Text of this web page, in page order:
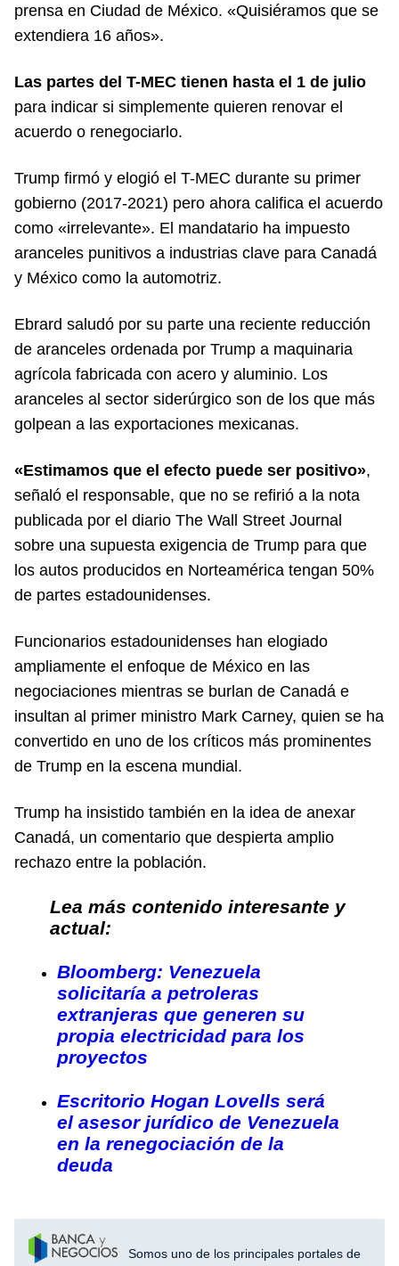
prensa en Ciudad de México. «Quisiéramos que se
extendiera 16 años».
Las partes del T-MEC tienen hasta el 1 de julio
para indicar si simplemente quieren renovar el
acuerdo o renegociarlo.
Trump firmó y elogió el T-MEC durante su primer
gobierno (2017-2021) pero ahora califica el acuerdo
como «irrelevante». El mandatario ha impuesto
aranceles punitivos a industrias clave para Canadá
y México como la automotriz.
Ebrard saludó por su parte una reciente reducción
de aranceles ordenada por Trump a maquinaria
agrícola fabricada con acero y aluminio. Los
aranceles al sector siderúrgico son de los que más
golpean a las exportaciones mexicanas.
«Estimamos que el efecto puede ser positivo»,
señaló el responsable, que no se refirió a la nota
publicada por el diario The Wall Street Journal
sobre una supuesta exigencia de Trump para que
los autos producidos en Norteamérica tengan 50%
de partes estadounidenses.
Funcionarios estadounidenses han elogiado
ampliamente el enfoque de México en las
negociaciones mientras se burlan de Canadá e
insultan al primer ministro Mark Carney, quien se ha
convertido en uno de los críticos más prominentes
de Trump en la escena mundial.
Trump ha insistido también en la idea de anexar
Canadá, un comentario que despierta amplio
rechazo entre la población.
Lea más contenido interesante y
actual:
Bloomberg: Venezuela
solicitaría a petroleras
extranjeras que generen su
propia electricidad para los
proyectos
Escritorio Hogan Lovells será
el asesor jurídico de Venezuela
en la renegociación de la
deuda
Somos uno de los principales portales de